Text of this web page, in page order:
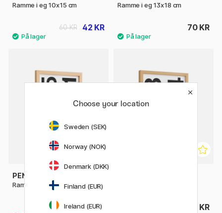
Ramme i eg 10x15 cm
42 KR
60 KR
Ramme i eg 13x18 cm
70 KR
PEN STORE
Ramme i eg 15x21 cm
89 KR 109 KR
Choose your location
Sweden (SEK)
Norway (NOK)
Denmark (DKK)
Finland (EUR)
Ireland (EUR)